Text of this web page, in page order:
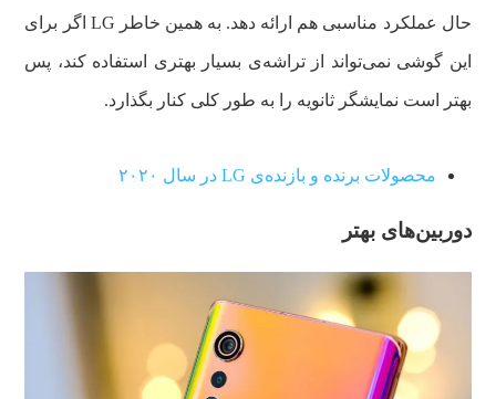
حال عملکرد مناسبی هم ارائه دهد. به همین خاطر LG اگر برای
این گوشی نمی‌تواند از تراشه‌ی بسیار بهتری استفاده کند، پس
بهتر است نمایشگر ثانویه را به طور کلی کنار بگذارد.
محصولات برنده و بازنده‌ی LG در سال ۲۰۲۰
دوربین‌های بهتر